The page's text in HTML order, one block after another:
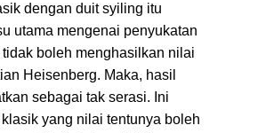
dengan duit syiling itu
utama mengenai penyukatan
boleh menghasilkan nilai
Heisenberg. Maka, hasil
sebagai tak serasi. Ini
yang nilai tentunya boleh